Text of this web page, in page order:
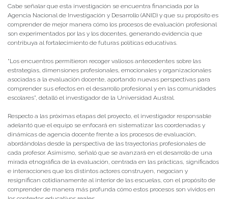
Cabe señalar que esta investigación se encuentra financiada por la
Agencia Nacional de Investigación y Desarrollo (ANID) y que su propósito es
comprender de mejor manera cómo los procesos de evaluación profesional
son experimentados por las y los docentes, generando evidencia que
contribuya al fortalecimiento de futuras políticas educativas.
“Los encuentros permitieron recoger valiosos antecedentes sobre las
estrategias, dimensiones profesionales, emocionales y organizacionales
asociadas a la evaluación docente, aportando nuevas perspectivas para
comprender sus efectos en el desarrollo profesional y en las comunidades
escolares”, detalló el investigador de la Universidad Austral.
Respecto a las próximas etapas del proyecto, el investigador responsable
adelantó que el equipo se enfocará en sistematizar las coordenadas y
dinámicas de agencia docente frente a los procesos de evaluación,
abordándolas desde la perspectiva de las trayectorias profesionales de
cada profesor. Asimismo, señaló que se avanzará en el desarrollo de una
mirada etnográfica de la evaluación, centrada en las prácticas, significados
e interacciones que los distintos actores construyen, negocian y
resignifican cotidianamente al interior de las escuelas, con el propósito de
comprender de manera más profunda cómo estos procesos son vividos en